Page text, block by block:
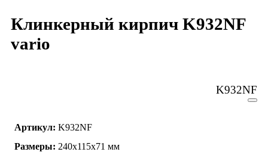
Клинкерный кирпич K932NF
vario
K932NF
Артикул: K932NF
Размеры: 240х115х71 мм